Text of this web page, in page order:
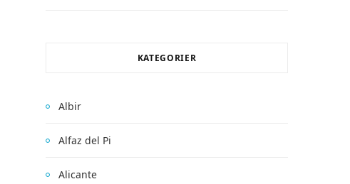
KATEGORIER
Albir
Alfaz del Pi
Alicante